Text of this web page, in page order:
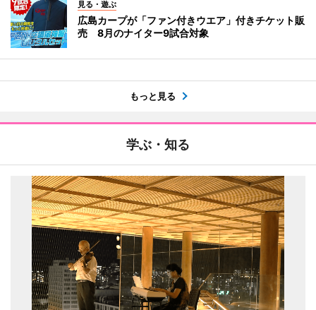
見る・遊ぶ
広島カープが「ファン付きウエア」付きチケット販
売 8月のナイター9試合対象
もっと見る
学ぶ・知る